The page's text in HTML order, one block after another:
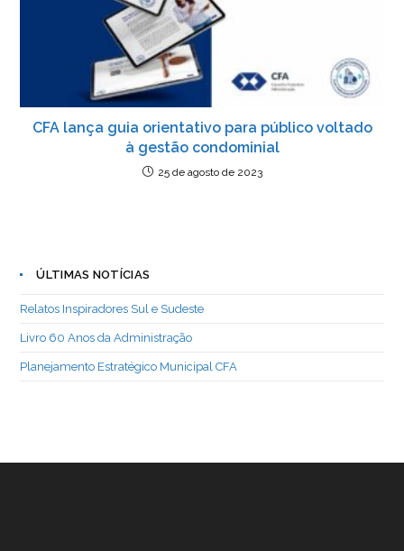
CFA lança guia orientativo para público voltado
à gestão condominial
25 de agosto de 2023
ÚLTIMAS NOTÍCIAS
Relatos Inspiradores Sul e Sudeste
Livro 60 Anos da Administração
Planejamento Estratégico Municipal CFA